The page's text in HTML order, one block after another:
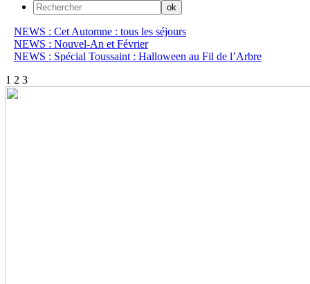
NEWS : Cet Automne : tous les séjours
NEWS : Nouvel-An et Février
NEWS : Spécial Toussaint : Halloween au Fil de l’Arbre
1 2 3